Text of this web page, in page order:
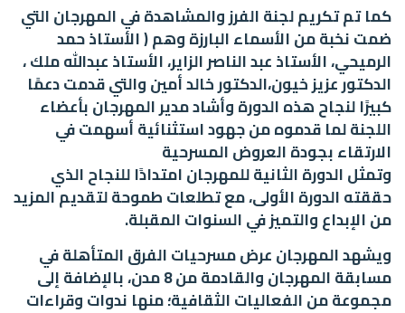
كما تم تكريم لجنة الفرز والمشاهدة في المهرجان التي
ضمت نخبة من الأسماء البارزة وهم ( الأستاذ حمد
الرميحي، الأستاذ عبد الناصر الزاير، الأستاذ عبدالله ملك ،
الدكتور عزيز خيون،الدكتور خالد أمين والتي قدمت دعمًا
كبيرًا لنجاح هذه الدورة وأشاد مدير المهرجان بأعضاء
اللجنة لما قدموه من جهود استثنائية أسهمت في
الارتقاء بجودة العروض المسرحية
وتمثل الدورة الثانية للمهرجان امتدادًا للنجاح الذي
حققته الدورة الأولى، مع تطلعات طموحة لتقديم المزيد
من الإبداع والتميز في السنوات المقبلة.
ويشهد المهرجان عرض مسرحيات الفرق المتأهلة في
مسابقة المهرجان والقادمة من 8 مدن، بالإضافة إلى
مجموعة من الفعاليات الثقافية؛ منها ندوات وقراءات